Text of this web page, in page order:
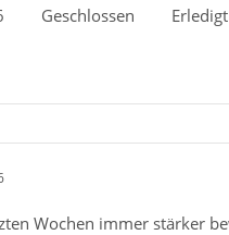
Geschlossen Erledigt
Wochen immer stärker